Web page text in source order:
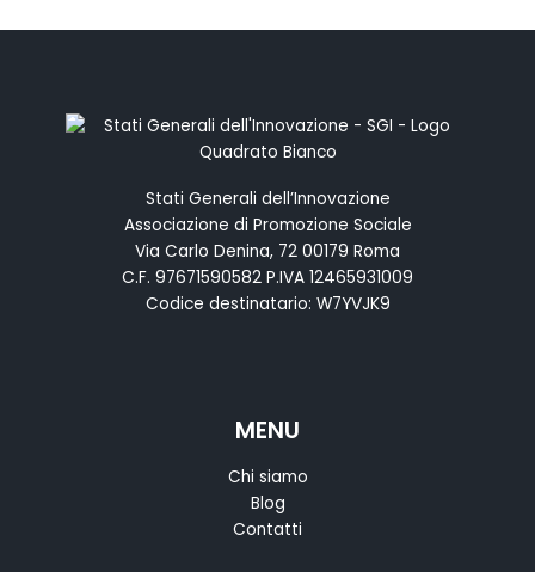
Stati Generali dell’Innovazione
Associazione di Promozione Sociale
Via Carlo Denina, 72 00179 Roma
C.F. 97671590582 P.IVA 12465931009
Codice destinatario: W7YVJK9
MENU
Chi siamo
Blog
Contatti